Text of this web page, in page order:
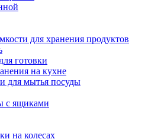
для хранения продуктов
готовки
на кухне
для мытья посуды
с ящиками
на колесах